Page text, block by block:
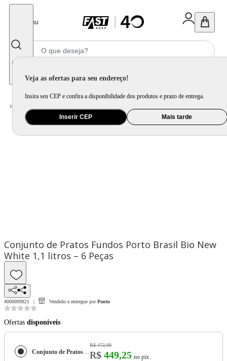
Menu
Veja as ofertas para seu endereço!
Insira seu CEP e confira a disponibilidade dos produtos e prazo de entrega.
Inserir CEP Mais tarde
Home
Conjunto de Pratos Fundos Porto Brasil Bio New
White 1,1 litros – 6 Peças
4000099821 Vendido e entregue por Ponto
Ofertas disponíveis
Conjunto de Pratos Fundos Porto Brasil Bio New White 1,1 litros – 6 Peças
R$ 472,89
R$ 449,25 no pix